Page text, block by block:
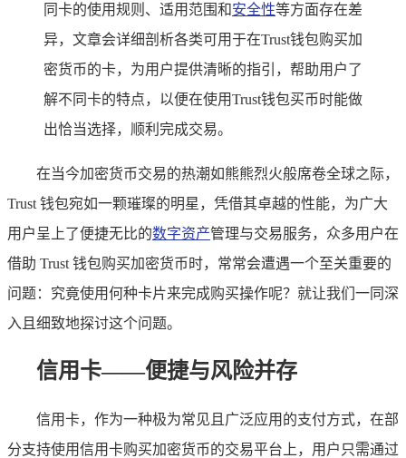
同卡的使用规则、适用范围和安全性等方面存在差
异，文章会详细剖析各类可用于在Trust钱包购买加
密货币的卡，为用户提供清晰的指引，帮助用户了
解不同卡的特点，以便在使用Trust钱包买币时能做
出恰当选择，顺利完成交易。
在当今加密货币交易的热潮如熊熊烈火般席卷全球之际，
Trust 钱包宛如一颗璀璨的明星，凭借其卓越的性能，为广大
用户呈上了便捷无比的数字资产管理与交易服务，众多用户在
借助 Trust 钱包购买加密货币时，常常会遭遇一个至关重要的
问题：究竟使用何种卡片来完成购买操作呢？就让我们一同深
入且细致地探讨这个问题。
信用卡——便捷与风险并存
信用卡，作为一种极为常见且广泛应用的支付方式，在部
分支持使用信用卡购买加密货币的交易平台上，用户只需通过